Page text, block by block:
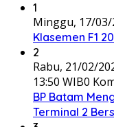
1
Minggu, 17/03/
Klasemen F1
2
Rabu, 21/02/
13:50 WIB0
BP Batam
Terminal 2